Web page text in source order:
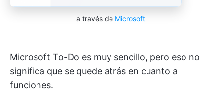
a través de Microsoft
Microsoft To-Do es muy sencillo, pero eso no
significa que se quede atrás en cuanto a
funciones.